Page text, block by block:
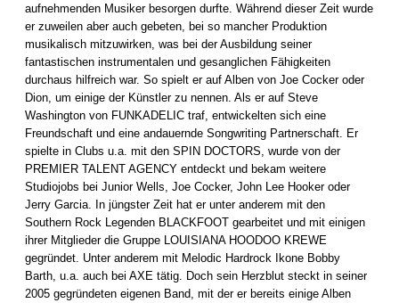
aufnehmenden Musiker besorgen durfte. Während dieser Zeit wurde
er zuweilen aber auch gebeten, bei so mancher Produktion
musikalisch mitzuwirken, was bei der Ausbildung seiner
fantastischen instrumentalen und gesanglichen Fähigkeiten
durchaus hilfreich war. So spielt er auf Alben von Joe Cocker oder
Dion, um einige der Künstler zu nennen. Als er auf Steve
Washington von FUNKADELIC traf, entwickelten sich eine
Freundschaft und eine andauernde Songwriting Partnerschaft. Er
spielte in Clubs u.a. mit den SPIN DOCTORS, wurde von der
PREMIER TALENT AGENCY entdeckt und bekam weitere
Studiojobs bei Junior Wells, Joe Cocker, John Lee Hooker oder
Jerry Garcia. In jüngster Zeit hat er unter anderem mit den
Southern Rock Legenden BLACKFOOT gearbeitet und mit einigen
ihrer Mitglieder die Gruppe LOUISIANA HOODOO KREWE
gegründet. Unter anderem mit Melodic Hardrock Ikone Bobby
Barth, u.a. auch bei AXE tätig. Doch sein Herzblut steckt in seiner
2005 gegründeten eigenen Band, mit der er bereits einige Alben